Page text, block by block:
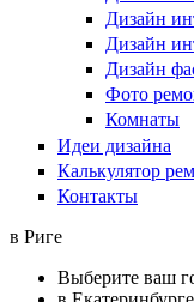
Дизайн
Дизайн
Дизайн
Фото
Комнаты
Идеи дизайна
Калькулятор
Контакты
в Риге
Выберите ваш